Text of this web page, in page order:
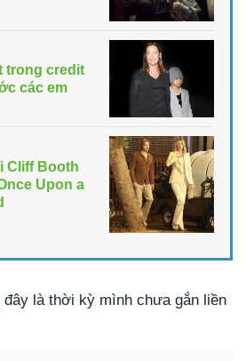
trong credit
các em
Cliff Booth
Upon a
là thời kỳ mình chưa gắn liền